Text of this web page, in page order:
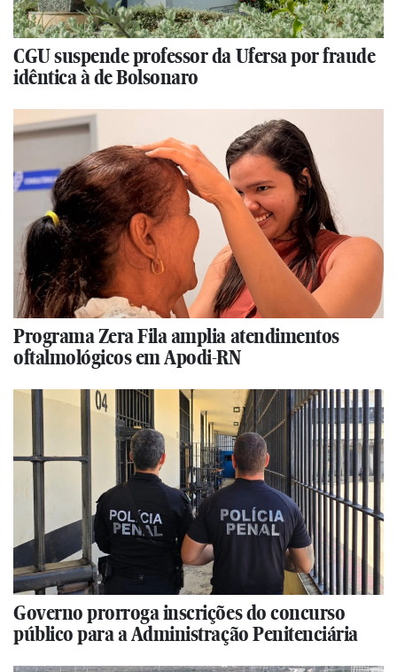
CGU suspende professor da Ufersa por fraude
idêntica à de Bolsonaro
Programa Zera Fila amplia atendimentos
oftalmológicos em Apodi-RN
Governo prorroga inscrições do concurso
público para a Administração Penitenciária